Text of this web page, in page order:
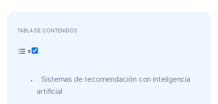
TABLA DE CONTENIDOS
Sistemas de recomendación con inteligencia
artificial